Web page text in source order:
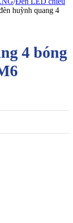
huỳnh quang 4
4 bóng